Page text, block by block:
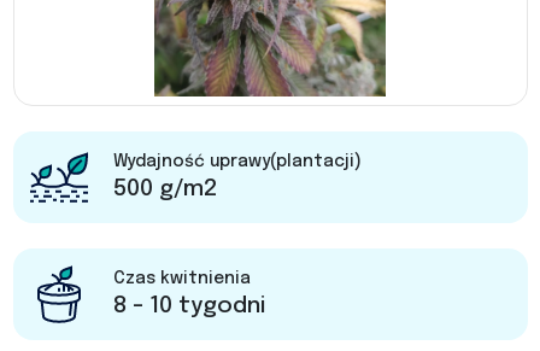
Wydajność uprawy(plantacji)
500 g/m2
Czas kwitnienia
8 - 10 tygodni